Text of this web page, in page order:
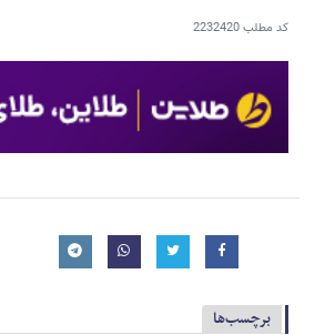
کد مطلب2232420
برچسب‌ها